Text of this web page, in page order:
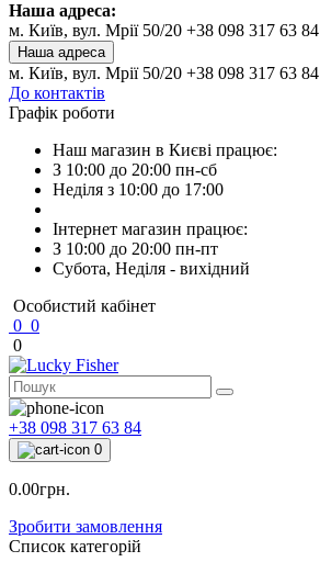
Наша адреса:
м. Київ, вул. Мрії 50/20 +38 098 317 63 84
Наша адреса
м. Київ, вул. Мрії 50/20 +38 098 317 63 84
До контактів
Графік роботи
Наш магазин в Києві працює:
З 10:00 до 20:00 пн-сб
Неділя з 10:00 до 17:00
Інтернет магазин працює:
З 10:00 до 20:00 пн-пт
Субота, Неділя - вихідний
Особистий кабінет
0 0
0
+38 098 317 63 84
0
0.00грн.
Зробити замовлення
Список категорій